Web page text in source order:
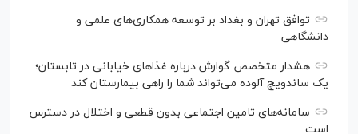
توافق تهران و بغداد بر توسعه همکاری‌های علمی و
دانشگاهی
هشدار متخصص گوارش درباره غذا‌های خیابانی در تابستان؛
یک ساندویچ آلوده می‌تواند شما را راهی بیمارستان کند
سامانه‌های تامین اجتماعی بدون قطعی و اختلال در دسترس
است